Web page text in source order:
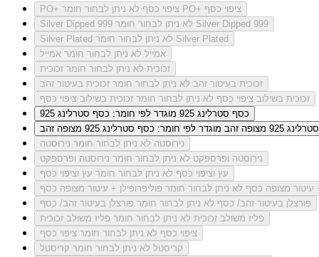
PO+ ציפוי כסף
לא ניתן לבחור חומר PO+ ציפוי כסף
Silver Dipped 999
לא ניתן לבחור חומר Silver Dipped 999
Silver Plated
לא ניתן לבחור חומר Silver Plated
אמייל לא ניתן לבחור חומר אמייל
זכוכית לא ניתן לבחור חומר זכוכית
זכוכית בעיטור זהב לא ניתן לבחור חומר זכוכית בעיטור זהב
זכוכית בשילוב ציפוי כסף לא ניתן לבחור חומר זכוכית בשילוב ציפוי כסף
כסף סטרלינג 925
מוגדר לפי חומר: כסף סטרלינג 925
925 מצופה זהב
מוגדר לפי חומר: כסף סטרלינג 925 מצופה זהב
נירוסטה לא ניתן לבחור חומר נירוסטה
נירוסטה ופרספקט לא ניתן לבחור חומר נירוסטה ופרספקט
עץ וציפוי כסף לא ניתן לבחור חומר עץ וציפוי כסף
עיטור מצופה כסף לא ניתן לבחור חומר פוליפרופילן + עיטור מצופה כסף
פורצלן בעיטור זהב/ כסף לא ניתן לבחור חומר פורצלן בעיטור זהב/ כסף
פליז משולב זכוכית לא ניתן לבחור חומר פליז משולב זכוכית
ציפוי כסף לא ניתן לבחור חומר ציפוי כסף
קריסטל לא ניתן לבחור חומר קריסטל